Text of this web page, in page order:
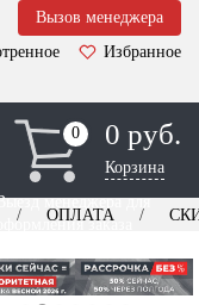
Вызов менеджера
Избранное
0
0 0 руб.
Корзина
менеджера для
оформления заказа
ОПЛАТА